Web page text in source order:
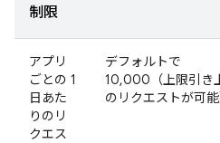
制限
アプリ
ごとの 1
日あた
りのリ
クエス
デフォルトで
10,000（上限引き
のリクエストが可能